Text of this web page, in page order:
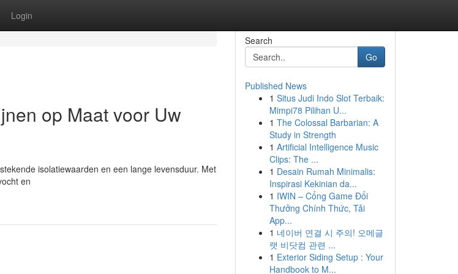
Login
op Maat voor Uw
isolatiewaarden en een lange levensduur. Met
en
Search
Go
Published News
1 Situs Judi Indo Slot Terbaik:
Mimpi78 Pilihan U...
1 The Colossal Barbarian: A
Study in Strength
1 Artificial Intelligence Music
Clips: The ...
1 Desain Rumah Minimalis:
Inspirasi Kekinian da...
1 IWIN – Cổng Game Đổi
Thưởng Chính Thức, Tải
App...
1 네이버 연결 시 주의! 오메글
랫 비닷컴 관련 ...
1 Exterior Siding Setup : Your
Handbook to M...